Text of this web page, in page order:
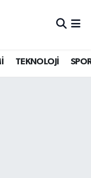
TEKNOLOJİ